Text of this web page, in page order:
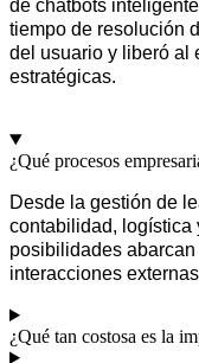
de chatbots
tiempo de resolución
del usuario y liberó al
estratégicas.
¿Qué procesos
Desde la gestión de
contabilidad, logística
posibilidades
interacciones
¿Qué tan costosa es la